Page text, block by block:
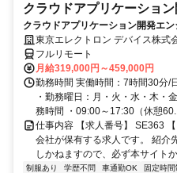
クラウドアプリケーショ
クラウドアプリケーション開発エン
東京エレクトロン デバイス株式
フルリモート
月給319,000円～459,000円
勤務時間 実働時間：7時間30分/
・勤務曜日：月・火・水・木・
務時間 ・09:00～17:30（休憩60...
仕事内容 【求人番号】 SE363
会社が保有する求人です。 紹介
しかねますので、必ず本サイト
制服あり 学歴不問 車通勤OK 固定時間